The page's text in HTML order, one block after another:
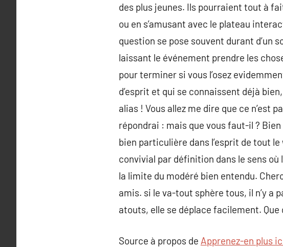
des plus jeunes. Ils pourraient tout à
ou en s’amusant avec le plateau
question se pose souvent durant d’un
laissant le événement prendre les
pour terminer si vous l’osez
d’esprit et qui se connaissent déjà
alias ! Vous allez me dire que ce n’est
répondrai : mais que vous faut-il ?
bien particulière dans l’esprit de tout
convivial par définition dans le sens où
la limite du modéré bien entendu.
amis. si le va-tout sphère tous, il n’y a
atouts, elle se déplace facilement. Que
Source à propos de Apprenez-en plus